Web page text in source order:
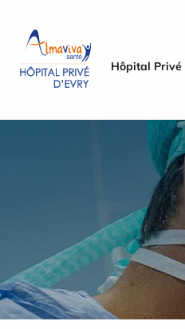
Hôpital Privé